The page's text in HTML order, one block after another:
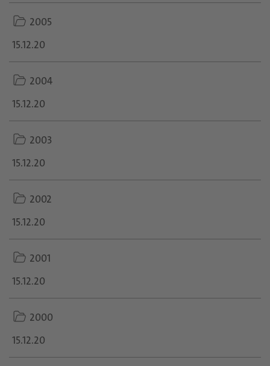
folder
2005
15.12.20
folder
2004
15.12.20
folder
2003
15.12.20
folder
2002
15.12.20
folder
2001
15.12.20
folder
2000
15.12.20